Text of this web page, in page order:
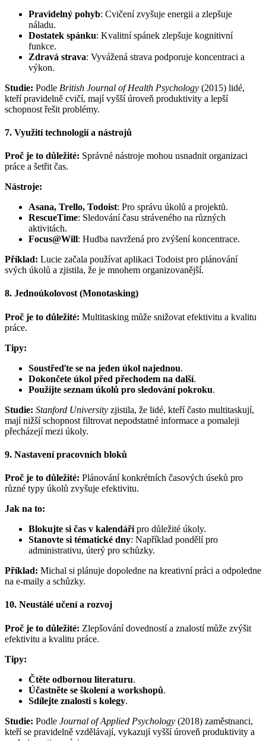
Pravidelný pohyb: Cvičení zvyšuje energii a zlepšuje
náladu.
Dostatek spánku: Kvalitní spánek zlepšuje kognitivní
funkce.
Zdravá strava: Vyvážená strava podporuje koncentraci a
výkon.
Studie: Podle British Journal of Health Psychology (2015) lidé,
kteří pravidelně cvičí, mají vyšší úroveň produktivity a lepší
schopnost řešit problémy.
7. Využití technologií a nástrojů
Proč je to důležité: Správné nástroje mohou usnadnit organizaci
práce a šetřit čas.
Nástroje:
Asana, Trello, Todoist: Pro správu úkolů a projektů.
RescueTime: Sledování času stráveného na různých
aktivitách.
Focus@Will: Hudba navržená pro zvýšení koncentrace.
Příklad: Lucie začala používat aplikaci Todoist pro plánování
svých úkolů a zjistila, že je mnohem organizovanější.
8. Jednoúkolovost (Monotasking)
Proč je to důležité: Multitasking může snižovat efektivitu a kvalitu
práce.
Tipy:
Soustřeďte se na jeden úkol najednou.
Dokončete úkol před přechodem na další.
Použijte seznam úkolů pro sledování pokroku.
Studie: Stanford University zjistila, že lidé, kteří často multitaskují,
mají nižší schopnost filtrovat nepodstatné informace a pomaleji
přecházejí mezi úkoly.
9. Nastavení pracovních bloků
Proč je to důležité: Plánování konkrétních časových úseků pro
různé typy úkolů zvyšuje efektivitu.
Jak na to:
Blokujte si čas v kalendáři pro důležité úkoly.
Stanovte si tématické dny: Například pondělí pro
administrativu, úterý pro schůzky.
Příklad: Michal si plánuje dopoledne na kreativní práci a odpoledne
na e-maily a schůzky.
10. Neustálé učení a rozvoj
Proč je to důležité: Zlepšování dovedností a znalostí může zvýšit
efektivitu a kvalitu práce.
Tipy:
Čtěte odbornou literaturu.
Účastněte se školení a workshopů.
Sdílejte znalosti s kolegy.
Studie: Podle Journal of Applied Psychology (2018) zaměstnanci,
kteří se pravidelně vzdělávají, vykazují vyšší úroveň produktivity a